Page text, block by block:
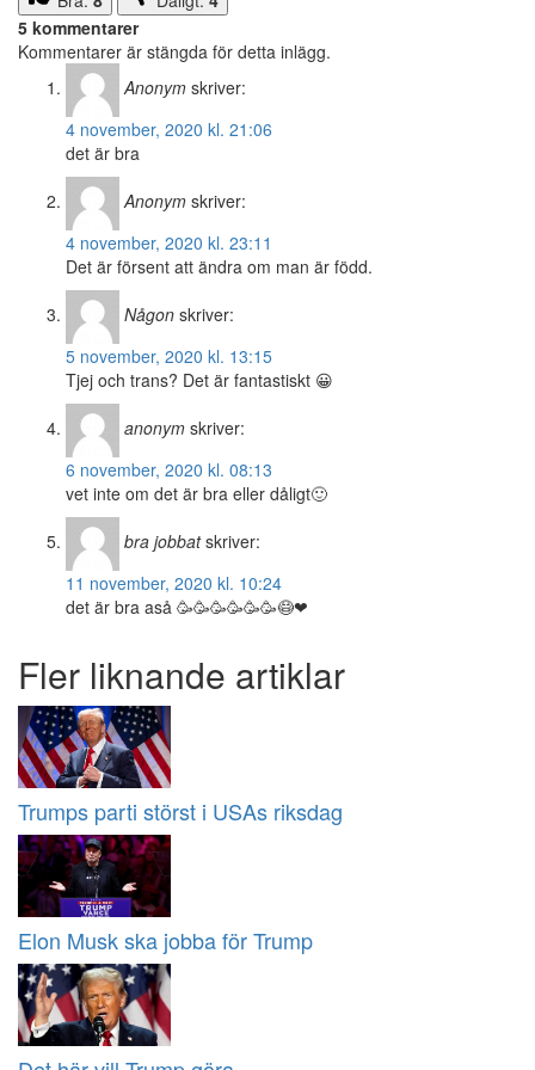
5 kommentarer
Kommentarer är stängda för detta inlägg.
Anonym skriver:
4 november, 2020 kl. 21:06
det är bra
Anonym skriver:
4 november, 2020 kl. 23:11
Det är försent att ändra om man är född.
Någon skriver:
5 november, 2020 kl. 13:15
Tjej och trans? Det är fantastiskt 😀
anonym skriver:
6 november, 2020 kl. 08:13
vet inte om det är bra eller dåligt🙂
bra jobbat skriver:
11 november, 2020 kl. 10:24
det är bra aså 🥳🥳🥳🥳🥳🥳😷❤
Fler liknande artiklar
Trumps parti störst i USAs riksdag
Elon Musk ska jobba för Trump